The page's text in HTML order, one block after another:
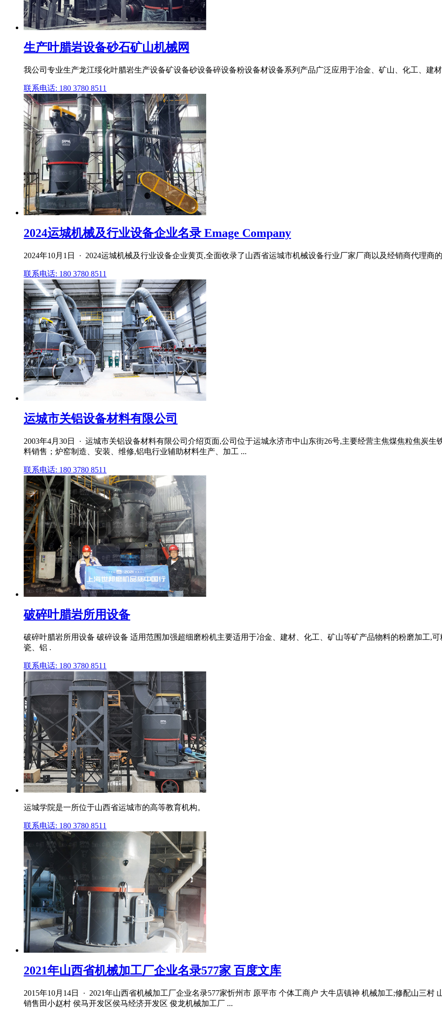
生产叶腊岩设备砂石矿山机械网
我公司专业生产龙江绥化叶腊岩生产设备矿设备砂设备碎设备粉设备材设备系列产品广泛应用于冶金、矿山、化工、建
联系电话: 180 3780 8511
2024运城机械及行业设备企业名录 Emage Company
2024年10月1日 · 2024运城机械及行业设备企业黄页,全面收录了山西省运城市机械设备行业厂家厂商以及经销商代理商的
联系电话: 180 3780 8511
运城市关铝设备材料有限公司
2003年4月30日 · 运城市关铝设备材料有限公司介绍页面,公司位于运城永济市中山东街26号,主要经营主焦煤焦粒焦炭
料销售；炉窑制造、安装、维修,铝电行业辅助材料生产、加工 ...
联系电话: 180 3780 8511
破碎叶腊岩所用设备
破碎叶腊岩所用设备 破碎设备 适用范围加强超细磨粉机主要适用于冶金、建材、化工、矿山等矿产品物料的粉磨加工,
瓷、铝 .
联系电话: 180 3780 8511
运城学院是一所位于山西省运城市的高等教育机构。
联系电话: 180 3780 8511
2021年山西省机械加工厂企业名录577家 百度文库
2015年10月14日 · 2021年山西省机械加工厂企业名录577家忻州市 原平市 个体工商户 大牛店镇神 机械加工;修配山三
销售田小赵村 侯马开发区侯马经济开发区 俊龙机械加工厂 ...